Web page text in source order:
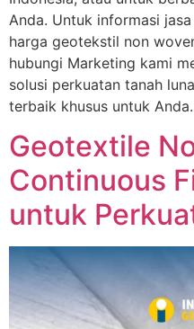
Anda. Untuk informasi
harga geotekstil non
hubungi Marketing kami
solusi perkuatan tanah
terbaik khusus untuk
Geotextile
Continuous
untuk